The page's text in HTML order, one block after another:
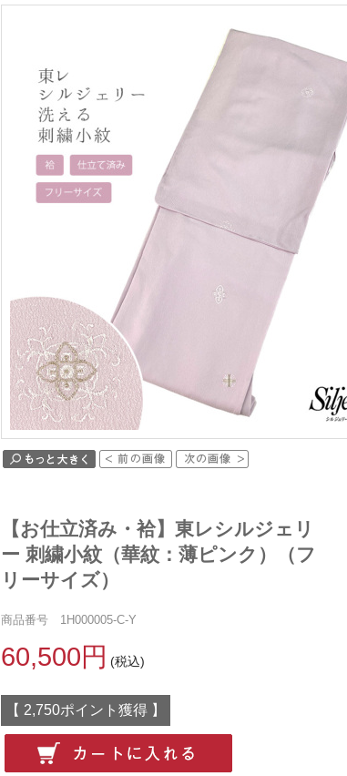
【お仕立済み・袷】東レシルジェリ
ー 刺繍小紋（華紋：薄ピンク）（フ
リーサイズ）
商品番号 1H000005-C-Y
60,500円 (税込)
【 2,750ポイント獲得 】